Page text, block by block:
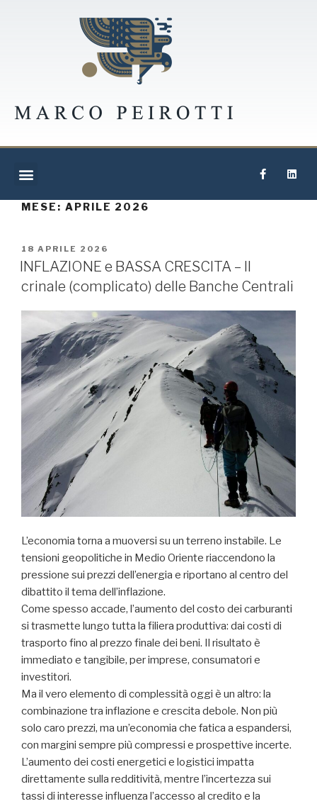
MESE: APRILE 2026
18 APRILE 2026
INFLAZIONE e BASSA CRESCITA – Il
crinale (complicato) delle Banche Centrali
L’economia torna a muoversi su un terreno instabile. Le
tensioni geopolitiche in Medio Oriente riaccendono la
pressione sui prezzi dell’energia e riportano al centro del
dibattito il tema dell’inflazione.
Come spesso accade, l’aumento del costo dei carburanti
si trasmette lungo tutta la filiera produttiva: dai costi di
trasporto fino al prezzo finale dei beni. Il risultato è
immediato e tangibile, per imprese, consumatori e
investitori.
Ma il vero elemento di complessità oggi è un altro: la
combinazione tra inflazione e crescita debole. Non più
solo caro prezzi, ma un’economia che fatica a espandersi,
con margini sempre più compressi e prospettive incerte.
L’aumento dei costi energetici e logistici impatta
direttamente sulla redditività, mentre l’incertezza sui
tassi di interesse influenza l’accesso al credito e la